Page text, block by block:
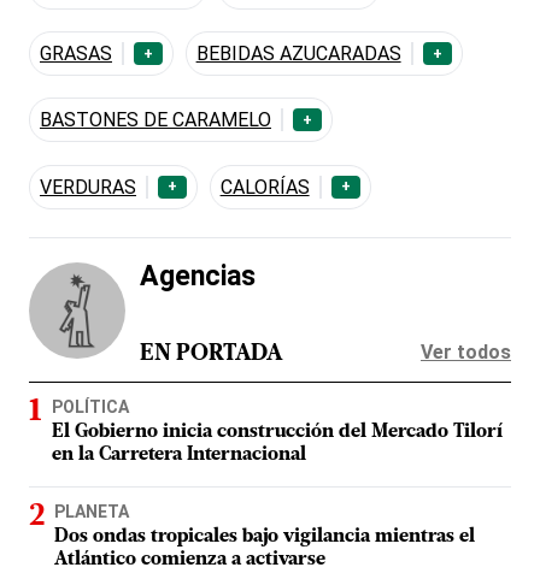
GRASAS + BEBIDAS AZUCARADAS +
BASTONES DE CARAMELO +
VERDURAS + CALORÍAS +
Agencias
EN PORTADA Ver todos
POLÍTICA
El Gobierno inicia construcción del Mercado Tilorí
en la Carretera Internacional
PLANETA
Dos ondas tropicales bajo vigilancia mientras el
Atlántico comienza a activarse